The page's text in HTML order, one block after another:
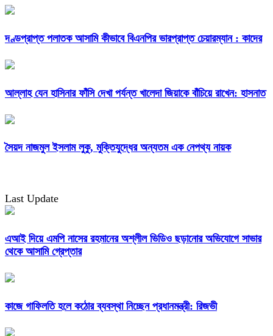
দণ্ডপ্রাপ্ত পলাতক আসামি কীভাবে বিএনপির ভারপ্রাপ্ত চেয়ারম্যান : কাদের
আল্লাহ যেন হাসিনার ফাঁসি দেখা পর্যন্ত খালেদা জিয়াকে বাঁচিয়ে রাখেন: হাসনাত
সৈয়দ নাজমুল ইসলাম লুকু, মুক্তিযুদ্ধের অন্যতম এক নেপথ্য নায়ক
Last Update
এআই দিয়ে এমপি নাসের রহমানের অশ্লীল ভিডিও ছড়ানোর অভিযোগে সাভার
থেকে আসামি গ্রেপ্তার
কাজে গাফিলতি হলে কঠোর ব্যবস্থা নিচ্ছেন প্রধানমন্ত্রী: রিজভী